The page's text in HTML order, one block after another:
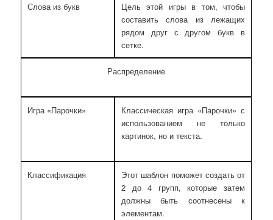
Слова из букв
Цель этой игры в том, чтобы
составить слова из лежащих
рядом друг с другом букв в
сетке.
Распределение
Игра «Парочки»
Классическая игра «Парочки» с
использованием не только
картинок, но и текста.
Классификация
Этот шаблон поможет создать от
2 до 4 групп, которые затем
должны быть соотнесены к
элементам.